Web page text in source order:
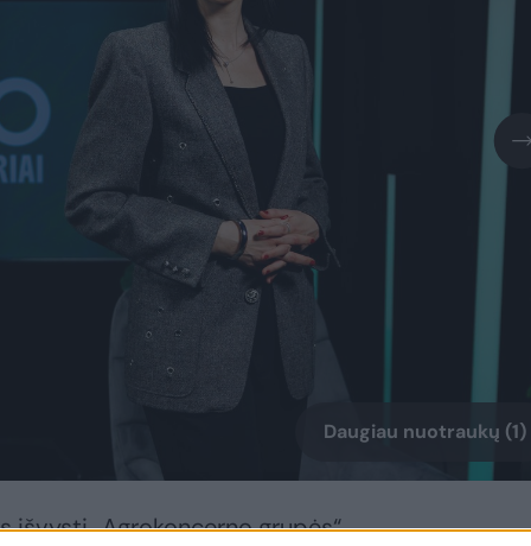
Daugiau nuotraukų (1)
išvysti „Agrokoncerno grupės“,